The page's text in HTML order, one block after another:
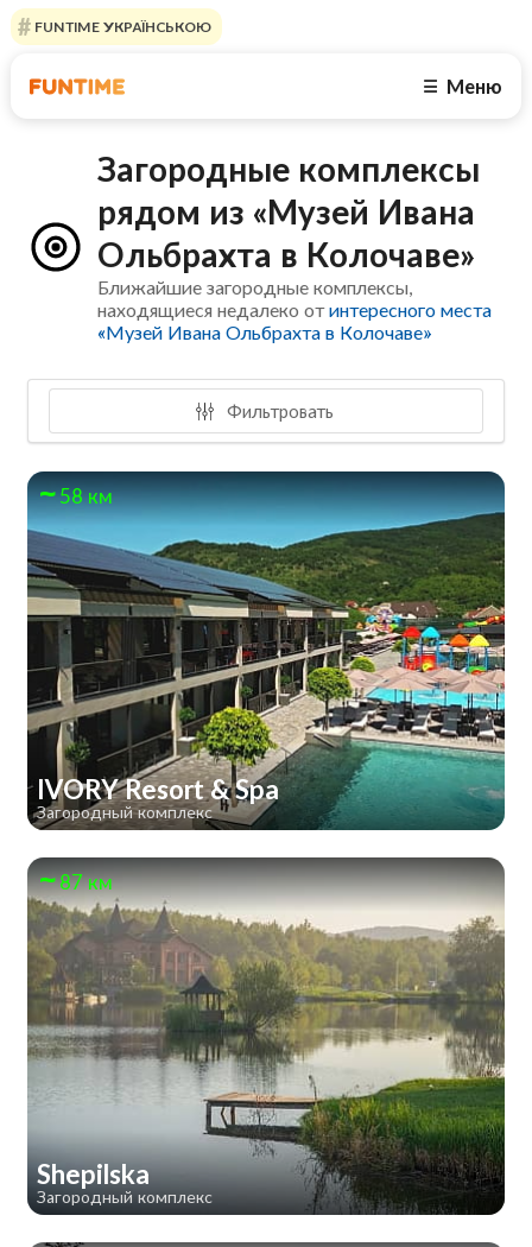
FUNTIME УКРАЇНСЬКОЮ
☰ Меню
Загородные комплексы
рядом из «Музей Ивана
Ольбрахта в Колочаве»
Ближайшие загородные комплексы,
находящиеся недалеко отинтересного места
«Музей Ивана Ольбрахта в Колочаве»
Фильтровать
58 км
IVORY Resort & Spa
Загородный комплекс
87 км
Shepilska
Загородный комплекс